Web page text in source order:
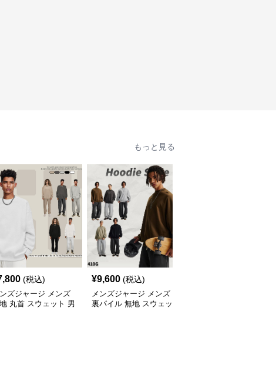
もっと見る
(税込)
ズジャージ メンズ
丸首 スウェット 男
¥9,600 (税込)
メンズジャージ メンズ
裏パイル 無地 スウェッ